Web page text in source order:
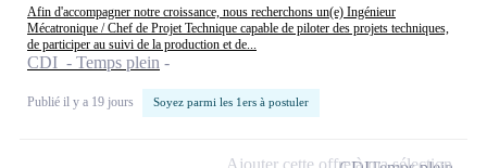
Afin d'accompagner notre croissance, nous recherchons un(e) Ingénieur
Mécatronique / Chef de Projet Technique capable de piloter des projets techniques,
de participer au suivi de la production et de...
CDI - Temps plein
Publié il y a 19 jours Soyez parmi les 1ers à postuler
Ajouter cette offre à ma sélection